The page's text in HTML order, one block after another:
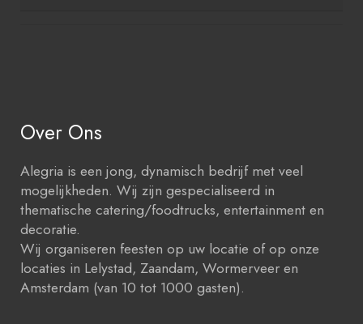
Over Ons
Alegria is een jong, dynamisch bedrijf met veel
mogelijkheden. Wij zijn gespecialiseerd in
thematische catering/foodtrucks, entertainment en
decoratie.
Wij organiseren feesten op uw locatie of op onze
locaties in Lelystad, Zaandam, Wormerveer en
Amsterdam (van 10 tot 1000 gasten).